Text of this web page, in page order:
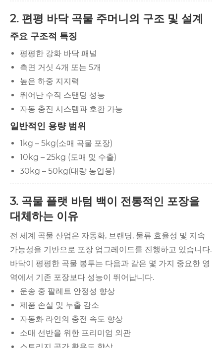
2. 편평 바닥 곡물 주머니의 구조 및 설계
주요 구조적 특징
평평한 강화 바닥 패널
측면 거싯 4개 또는 5개
높은 하중 지지력
뛰어난 수직 스탠딩 성능
자동 충진 시스템과 호환 가능
일반적인 용량 범위
1kg – 5kg(소매 곡물 포장)
10kg – 25kg (도매 및 수출)
30kg – 50kg(대량 농업용)
3. 곡물 플랫 바텀 백이 전통적인 포장을
대체하는 이유
전 세계 곡물 산업은 자동화, 브랜딩, 물류 효율성 및 지속
가능성을 기반으로 포장 업그레이드를 진행하고 있습니다.
바닥이 평평한 곡물 봉투는 다음과 같은 몇 가지 중요한 영
역에서 기존 포장보다 성능이 뛰어납니다.
운송 중 팔레트 안정성 향상
제품 손실 및 누출 감소
자동화 라인의 충전 속도 향상
소매 선반을 위한 프리미엄 외관